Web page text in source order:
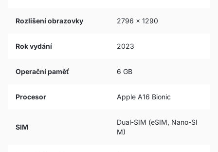
Rozlišení obrazovky 2796 x 1290
Rok vydání 2023
Operační paměť 6 GB
Procesor Apple A16 Bionic
SIM
Dual-SIM (eSIM, Nano-SI
M)